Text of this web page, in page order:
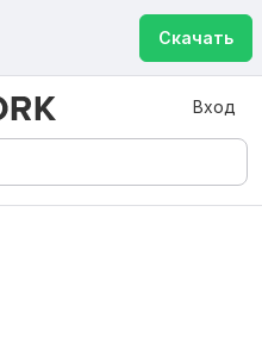
Скачать
Вход